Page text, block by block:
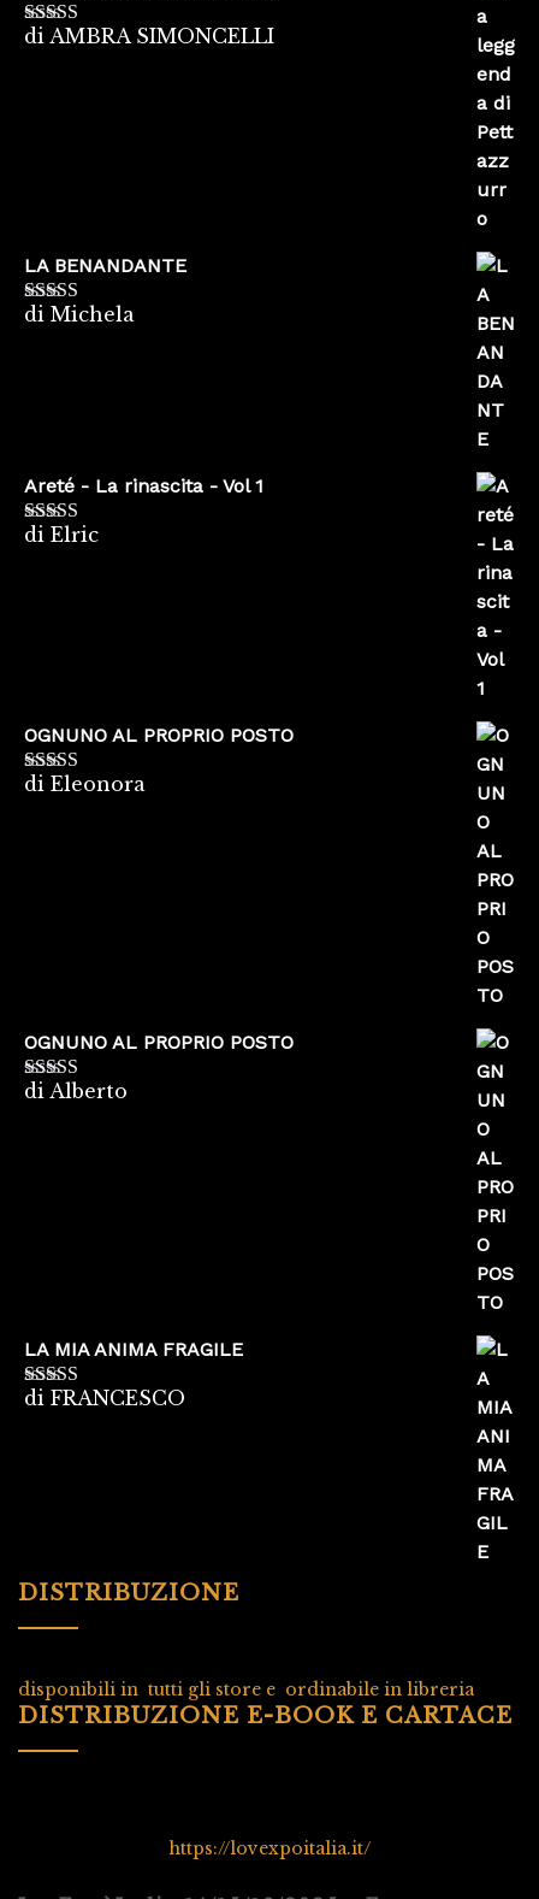
Valutato5su
di AMBRA SIMONCELLI
LA BENANDANTE
Valutato5su
di Michela
Areté - La rinascita - Vol 1
Valutato5
di Elric
OGNUNO AL PROPRIO POSTO
Valutato5su
di Eleonora
OGNUNO AL PROPRIO POSTO
Valutato5su
di Alberto
LA MIA ANIMA FRAGILE
Valutato5su
di FRANCESCO
DISTRIBUZIONE
disponibili in tutti gli store e ordinabile in libreria
DISTRIBUZIONE E-BOOK E CARTACE
https://lovexpoitalia.it/